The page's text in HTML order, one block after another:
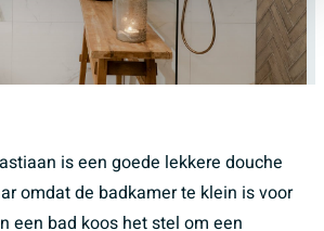
is een goede lekkere douche
omdat de badkamer te klein is voor
een bad koos het stel om een